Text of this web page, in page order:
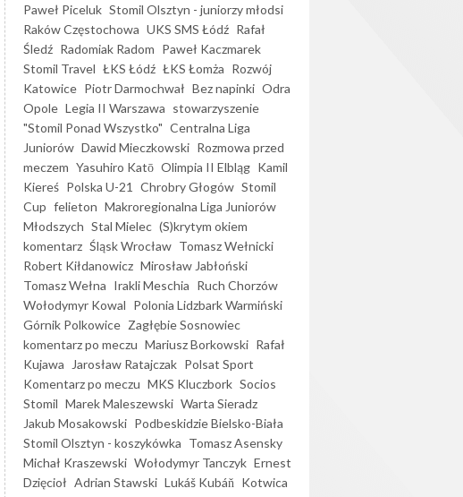
Paweł Piceluk Stomil Olsztyn - juniorzy młodsi
Raków Częstochowa UKS SMS Łódź Rafał
Śledź Radomiak Radom Paweł Kaczmarek
Stomil Travel ŁKS Łódź ŁKS Łomża Rozwój
Katowice Piotr Darmochwał Bez napinki Odra
Opole Legia II Warszawa stowarzyszenie
"Stomil Ponad Wszystko" Centralna Liga
Juniorów Dawid Mieczkowski Rozmowa przed
meczem Yasuhiro Katō Olimpia II Elbląg Kamil
Kiereś Polska U-21 Chrobry Głogów Stomil
Cup felieton Makroregionalna Liga Juniorów
Młodszych Stal Mielec (S)krytym okiem
komentarz Śląsk Wrocław Tomasz Wełnicki
Robert Kiłdanowicz Mirosław Jabłoński
Tomasz Wełna Irakli Meschia Ruch Chorzów
Wołodymyr Kowal Polonia Lidzbark Warmiński
Górnik Polkowice Zagłębie Sosnowiec
komentarz po meczu Mariusz Borkowski Rafał
Kujawa
Jarosław Ratajczak Polsat Sport
Komentarz po meczu MKS Kluczbork Socios
Stomil Marek Maleszewski Warta Sieradz
Jakub Mosakowski Podbeskidzie Bielsko-Biała
Stomil Olsztyn - koszykówka Tomasz Asensky
Michał Kraszewski Wołodymyr Tanczyk Ernest
Dzięcioł Adrian Stawski Lukáš Kubáň Kotwica